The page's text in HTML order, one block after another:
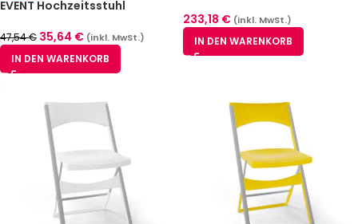
EVENT Hochzeitsstuhl
Polycarbonat
47,54€ 35,64 € (inkl. MwSt.)
IN DEN WARENKORB
233,18 € (inkl. MwSt.)
IN DEN WARENKORB